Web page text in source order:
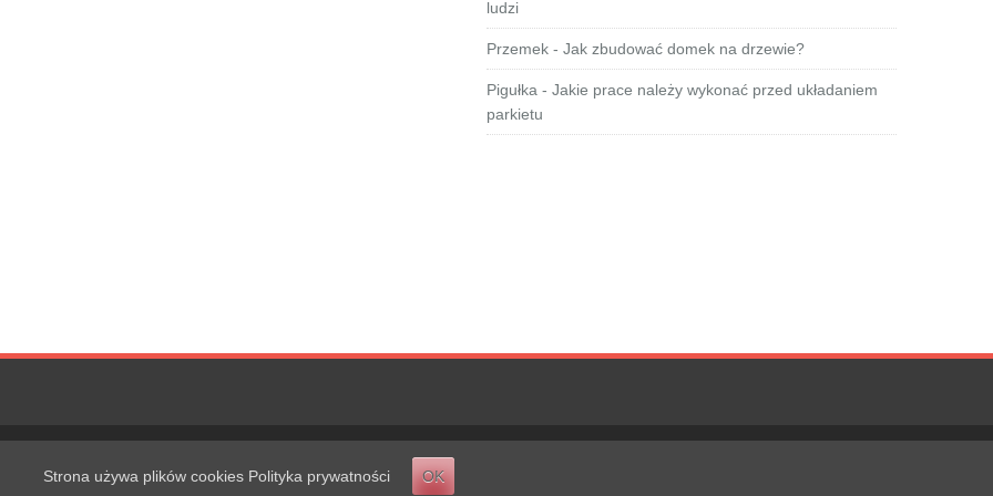
ludzi
Przemek - Jak zbudować domek na drzewie?
Pigułka - Jakie prace należy wykonać przed układaniem
parkietu
Strona używa plików cookies Polityka prywatności OK